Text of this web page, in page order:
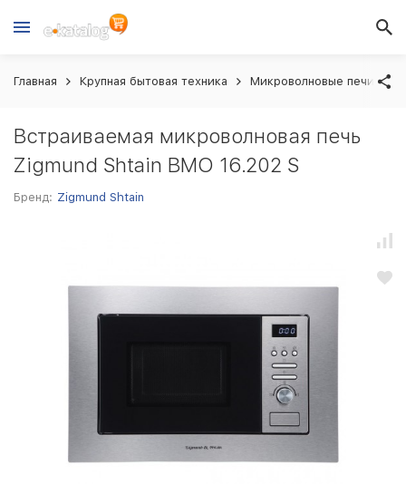
Главная Крупная бытовая техника Микроволновые печи
Встраиваемая микроволновая печь
Zigmund Shtain BMO 16.202 S
Бренд: Zigmund Shtain